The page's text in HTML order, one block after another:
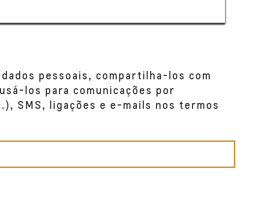
pessoais, compartilha-los com
los para comunicações por
SMS, ligações e e-mails nos termos